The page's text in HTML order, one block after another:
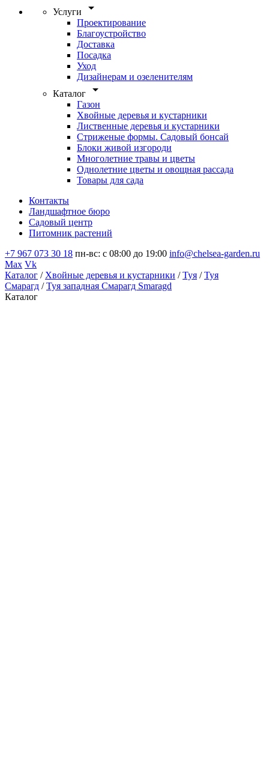
Услуги arrow_drop_down
Проектирование
Благоустройство
Доставка
Посадка
Уход
Дизайнерам и озеленителям
Каталог
arrow_drop_down
Газон
Хвойные деревья и кустарники
Лиственные деревья и кустарники
Стриженые формы. Садовый бонсай
Блоки живой изгороди
Многолетние травы и цветы
Однолетние цветы и овощная рассада
Товары для сада
Контакты
Ландшафтное бюро
Садовый центр
Питомник растений
+7 967 073 30 18 пн-вс: с 08:00 до 19:00 info@chelsea-garden.ru
Max Vk
Каталог / Хвойные деревья и кустарники /Туя /Туя
Смарагд /Туя западная Смарагд Smaragd
Каталог